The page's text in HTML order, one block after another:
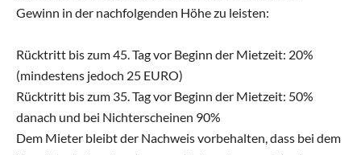
Gewinn in der nachfolgenden Höhe zu leisten:
Rücktritt bis zum 45. Tag vor Beginn der Mietzeit: 20%
(mindestens jedoch 25 EURO)
Rücktritt bis zum 35. Tag vor Beginn der Mietzeit: 50%
danach und bei Nichterscheinen 90%
Dem Mieter bleibt der Nachweis vorbehalten, dass bei dem